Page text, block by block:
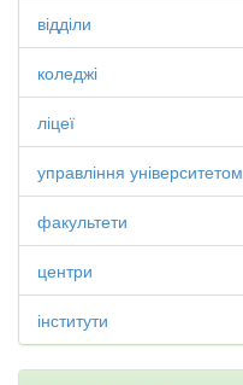
відділи
коледжі
ліцеї
управління університетом
факультети
центри
інститути